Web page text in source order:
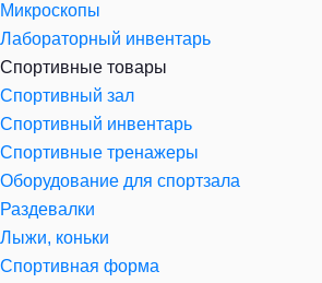
Микроскопы
Лабораторный инвентарь
Спортивные товары
Спортивный зал
Спортивный инвентарь
Спортивные тренажеры
Оборудование для спортзала
Раздевалки
Лыжи, коньки
Спортивная форма